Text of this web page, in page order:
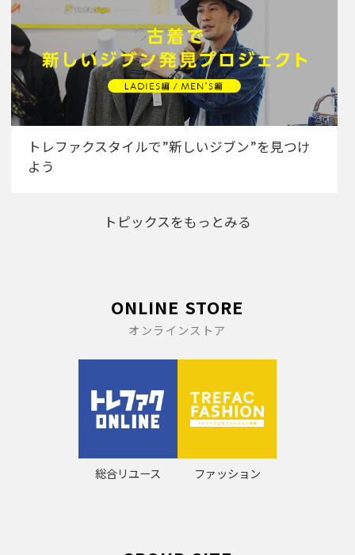
トレファクスタイルで”新しいジブン”を見つけ
よう
トピックスをもっとみる
ONLINE STORE
オンラインストア
総合リユース ファッション